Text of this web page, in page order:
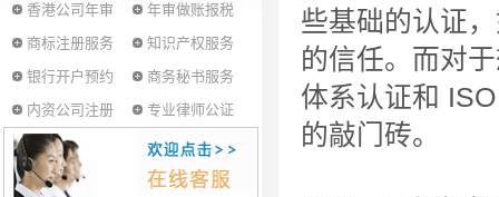
香港公司年审
年审做账报税
商标注册服务
知识产权服务
银行开户预约
商务秘书服务
内资公司注册
专业律师公证
些基础的认证
的信任。而对
体系认证和
的敲门砖。